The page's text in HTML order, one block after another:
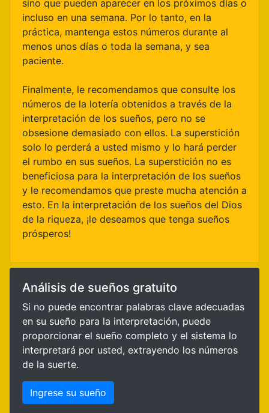
sino que pueden aparecer en los próximos días o
incluso en una semana. Por lo tanto, en la
práctica, mantenga estos números durante al
menos unos días o toda la semana, y sea
paciente.
Finalmente, le recomendamos que consulte los
números de la lotería obtenidos a través de la
interpretación de los sueños, pero no se
obsesione demasiado con ellos. La superstición
solo lo perderá a usted mismo y lo hará perder
el rumbo en sus sueños. La superstición no es
beneficiosa para la interpretación de los sueños
y le recomendamos que preste mucha atención a
esto. En la interpretación de los sueños del Dios
de la riqueza, ¡le deseamos que tenga sueños
prósperos!
Análisis de sueños gratuito
Si no puede encontrar palabras clave adecuadas
en su sueño para la interpretación, puede
proporcionar el sueño completo y el sistema lo
interpretará por usted, extrayendo los números
de la suerte.
Ingrese su sueño